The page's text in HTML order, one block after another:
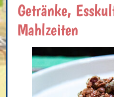
Getränke,
Mahlzeiten